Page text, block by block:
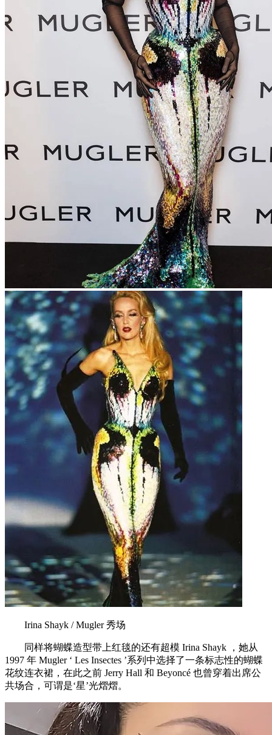
Irina Shayk / Mugler 秀场
同样将蝴蝶造型带上红毯的还有超模 Irina Shayk ，她从
1997 年 Mugler ‘ Les Insectes ’系列中选择了一条标志性的蝴蝶
花纹连衣裙，在此之前 Jerry Hall 和 Beyoncé 也曾穿着出席公
共场合，可谓是‘星’光熠熠。